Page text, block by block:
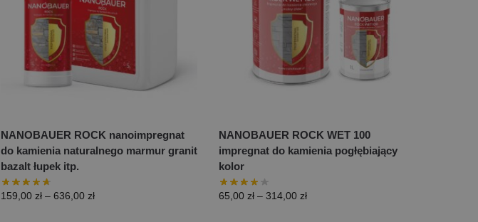
NANOBAUER ROCK nanoimpregnat
do kamienia naturalnego marmur granit
bazalt łupek itp.
159,00 zł – 636,00 zł
NANOBAUER ROCK WET 100
impregnat do kamienia pogłębiający
kolor
65,00zł – 314,00zł